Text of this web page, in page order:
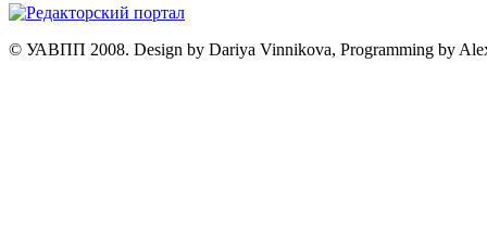
© УАВПП 2008. Design by Dariya Vinnikova, Programming by